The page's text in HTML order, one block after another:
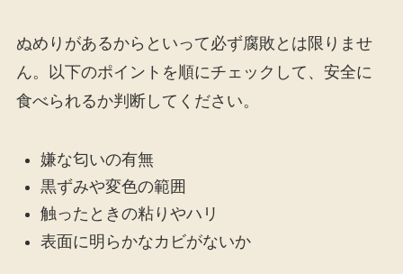
ぬめりがあるからといって必ず腐敗とは限りませ
ん。以下のポイントを順にチェックして、安全に
食べられるか判断してください。
嫌な匂いの有無
黒ずみや変色の範囲
触ったときの粘りやハリ
表面に明らかなカビがないか